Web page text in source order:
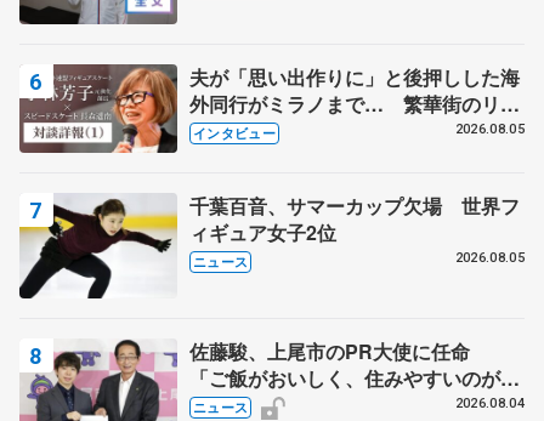
夫が「思い出作りに」と後押しした海
外同行がミラノまで… 繁華街のリン
クでは不良のお兄さんも味方に 小林
インタビュー 2026.08.05
千葉百音、サマーカップ欠場 世界フ
ィギュア女子2位
ニュース 2026.08.05
佐藤駿、上尾市のPR大使に任命
「ご飯がおいしく、住みやすいのが魅
力」
ニュース 2026.08.04